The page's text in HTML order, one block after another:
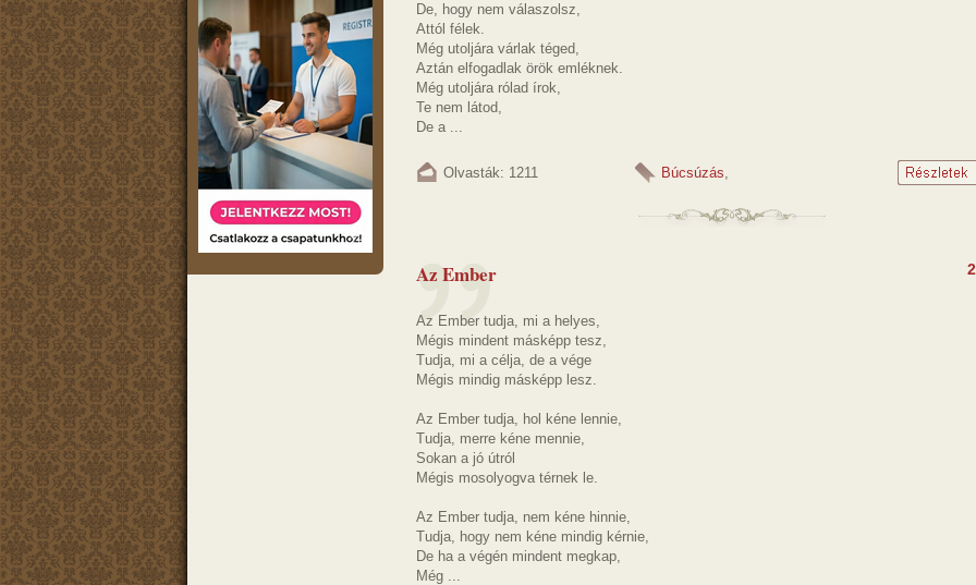
De, hogy nem válaszolsz,
Attól félek.
Még utoljára várlak téged,
Aztán elfogadlak örök emléknek.
Még utoljára rólad írok,
Te nem látod,
De a ...
Olvasták: 1211 Búcsúzás,
Az Ember
Az Ember tudja, mi a helyes,
Mégis mindent másképp tesz,
Tudja, mi a célja, de a vége
Mégis mindig másképp lesz.
Az Ember tudja, hol kéne lennie,
Tudja, merre kéne mennie,
Sokan a jó útról
Mégis mosolyogva térnek le.
Az Ember tudja, nem kéne hinnie,
Tudja, hogy nem kéne mindig kérnie,
De ha a végén mindent megkap,
Még ...